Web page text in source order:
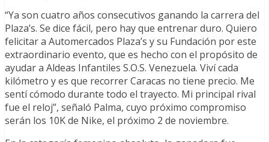
“Ya son cuatro años consecutivos ganando la carrera del
Plaza’s. Se dice fácil, pero hay que entrenar duro. Quiero
felicitar a Automercados Plaza’s y su Fundación por este
extraordinario evento, que es hecho con el propósito de
ayudar a Aldeas Infantiles S.O.S. Venezuela. Viví cada
kilómetro y es que recorrer Caracas no tiene precio. Me
sentí cómodo durante todo el trayecto. Mi principal rival
fue el reloj”, señaló Palma, cuyo próximo compromiso
serán los 10K de Nike, el próximo 2 de noviembre.